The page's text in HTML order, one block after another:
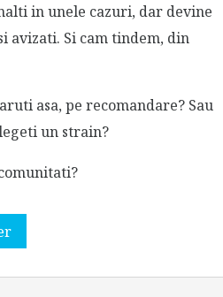
in unele cazuri, dar devine
avizati. Si cam tindem, din
asa, pe recomandare? Sau
un strain?